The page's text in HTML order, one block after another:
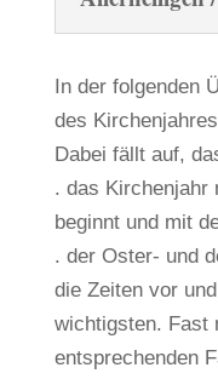
In der folgenden
des
Dabei fällt auf,
. das Kirchenjahr
beginnt und mit
. der Oster- und
die Zeiten vor
wichtigsten. Fast
entsprechenden